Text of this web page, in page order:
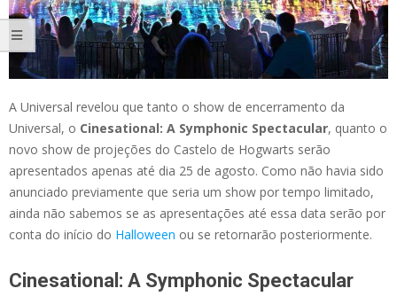
A Universal revelou que tanto o show de encerramento da
Universal, o Cinesational: A Symphonic Spectacular, quanto o
novo show de projeções do Castelo de Hogwarts serão
apresentados apenas até dia 25 de agosto. Como não havia sido
anunciado previamente que seria um show por tempo limitado,
ainda não sabemos se as apresentações até essa data serão por
conta do início do Halloween ou se retornarão posteriormente.
Cinesational: A Symphonic Spectacular